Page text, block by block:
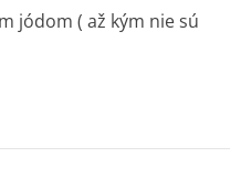
jódom ( až kým nie sú